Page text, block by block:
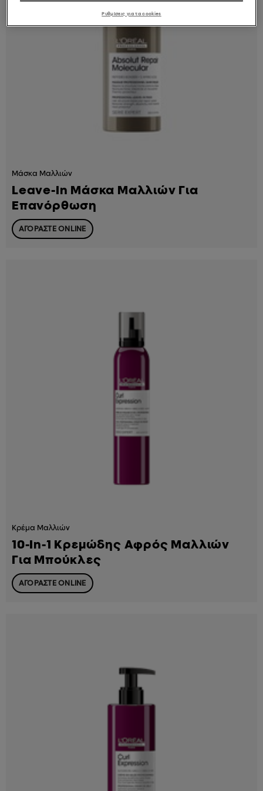
Μάσκα Μαλλιών
Leave-In Μάσκα Μαλλιών Για
Επανόρθωση
ΑΓΟΡΑΣΤΕ ONLINE
Κρέμα Μαλλιών
10-In-1 Κρεμώδης Αφρός Μαλλιών
Για Μπούκλες
ΑΓΟΡΑΣΤΕ ONLINE
Ρυθμίσεις για τα cookies